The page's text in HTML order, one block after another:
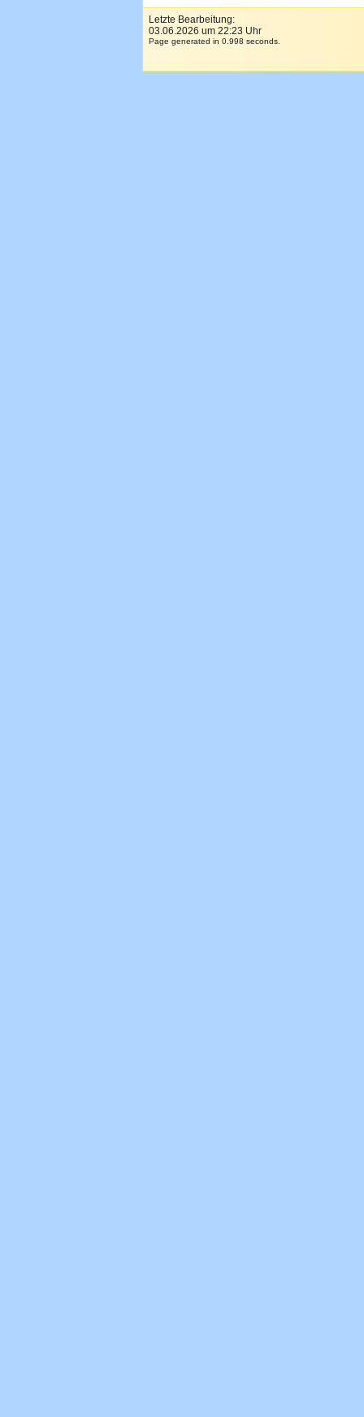
Letzte Bearbeitung:
03.06.2026 um 22:23 Uhr
Page generated in 0.998 seconds.